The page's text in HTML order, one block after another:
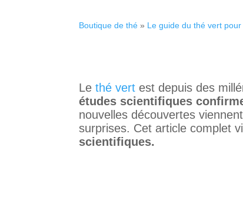
Boutique de thé » Le guide du thé vert
Lethé vert est depuis des
études scientifiques
nouvelles découvertes
surprises. Cet article complet
scientifiques.